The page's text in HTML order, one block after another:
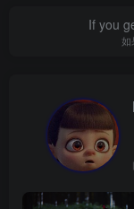
If you